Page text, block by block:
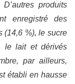
produits
enregistré des
(14,6 %), le sucre
le lait et dérivés
par ailleurs,
établi en hausse